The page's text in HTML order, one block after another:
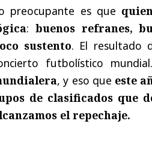
preocupante es que
: buenos refranes,
sustento. El resultado
futbolístico
, y eso que este
de clasificados que
el repechaje.